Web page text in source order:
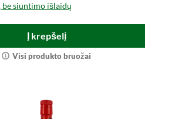
be siuntimo išlaidų
Į krepšelį
Visi produkto bruožai